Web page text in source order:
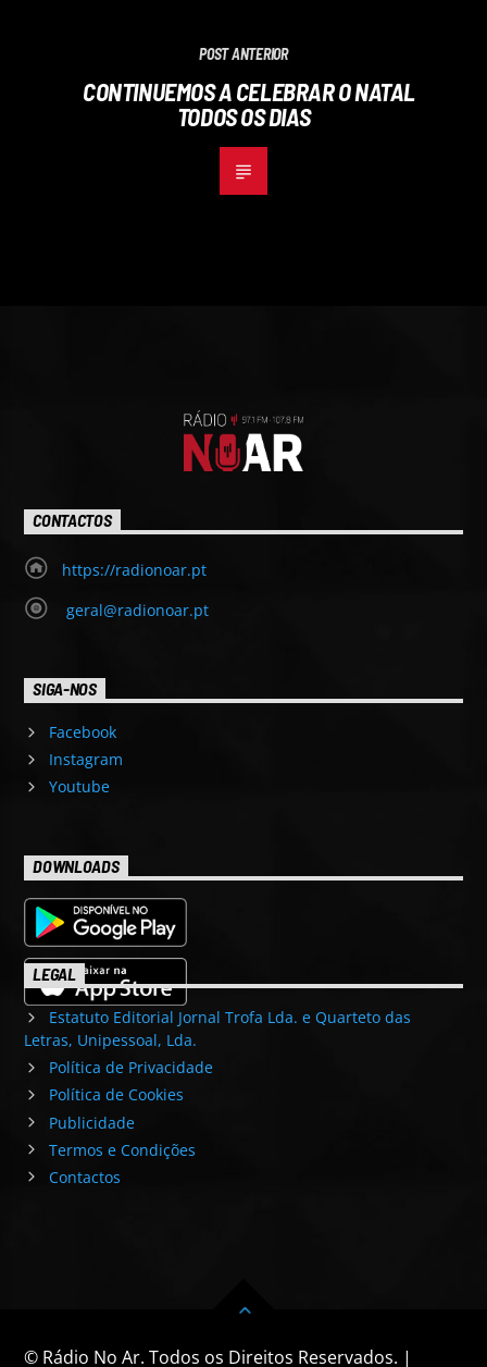
POST ANTERIOR
CONTINUEMOS A CELEBRAR O NATAL
TODOS OS DIAS
CONTACTOS
https://radionoar.pt
geral@radionoar.pt
SIGA-NOS
Facebook
Instagram
Youtube
DOWNLOADS
LEGAL
Estatuto Editorial Jornal Trofa Lda. e Quarteto das
Letras, Unipessoal, Lda.
Política de Privacidade
Política de Cookies
Publicidade
Termos e Condições
Contactos
© Rádio No Ar. Todos os Direitos Reservados. |